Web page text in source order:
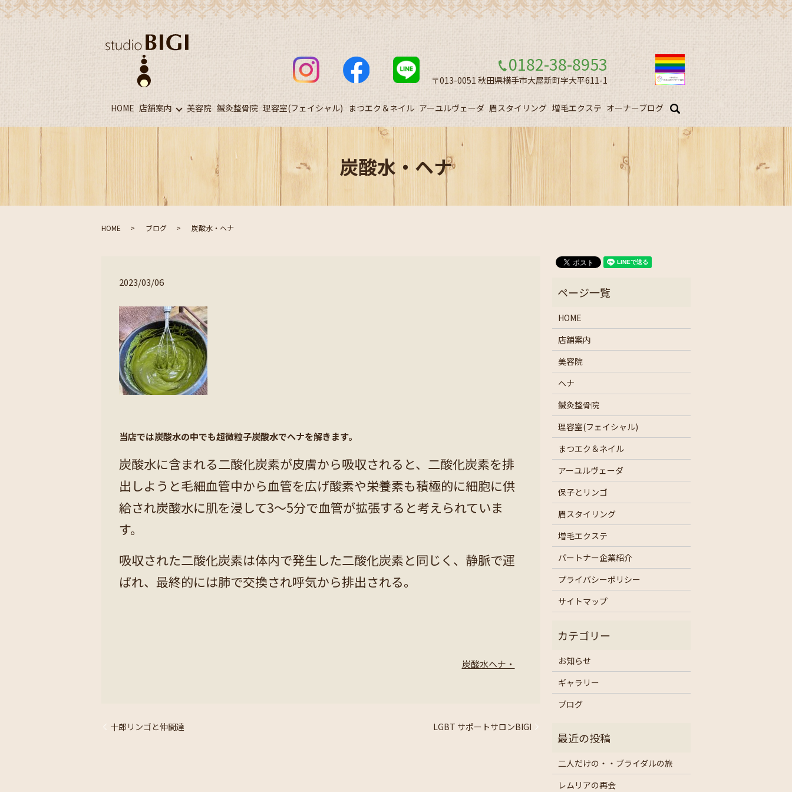
HOME 店舗案内 美容院 鍼灸整骨院 理容室(フェイシャル) まつエク＆ネイル アーユルヴェーダ 眉スタイリング 増毛エクステ オーナーブログ
0182-38-8953
〒013-0051 秋田県横手市大屋新町字大平611-1
炭酸水・ヘナ
HOME ブログ 炭酸水・ヘナ
2023/03/06
当店では炭酸水の中でも超微粒子炭酸水でヘナを解きます。
炭酸水に含まれる二酸化炭素が皮膚から吸収されると、二酸化炭素を排
出しようと毛細血管中から血管を広げ酸素や栄養素も積極的に細胞に供
給され炭酸水に肌を浸して3～5分で血管が拡張すると考えられていま
す。
吸収された二酸化炭素は体内で発生した二酸化炭素と同じく、静脈で運
ばれ、最終的には肺で交換され呼気から排出される。
炭酸水ヘナ・
十郎リンゴと仲間達 LGBT サポートサロンBIGI
HOME
店舗案内
美容院
ヘナ
鍼灸整骨院
理容室(フェイシャル)
まつエク＆ネイル
アーユルヴェーダ
保子とリンゴ
眉スタイリング
増毛エクステ
パートナー企業紹介
プライバシーポリシー
サイトマップ
お知らせ
ギャラリー
ブログ
二人だけの・・ブライダルの旅
レムリアの再会